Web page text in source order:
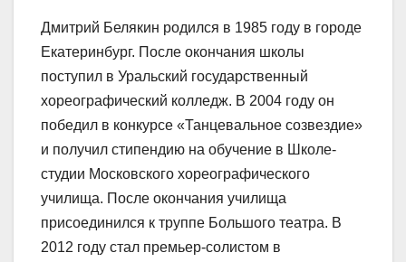
Дмитрий Белякин родился в 1985 году в городе
Екатеринбург. После окончания школы
поступил в Уральский государственный
хореографический колледж. В 2004 году он
победил в конкурсе «Танцевальное созвездие»
и получил стипендию на обучение в Школе-
студии Московского хореографического
училища. После окончания училища
присоединился к труппе Большого театра. В
2012 году стал премьер-солистом в